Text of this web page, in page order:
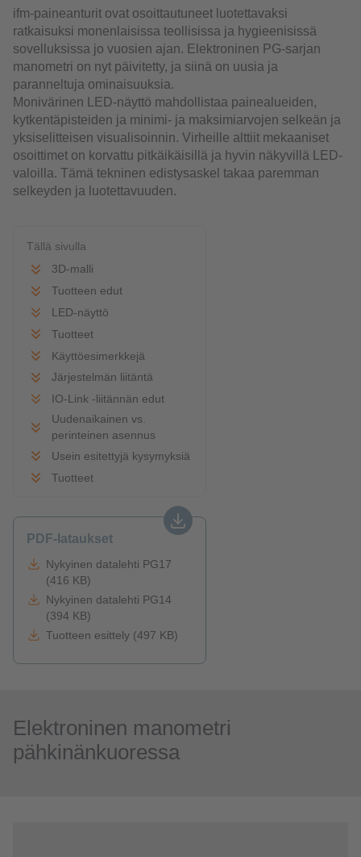
ifm-paineanturit ovat osoittautuneet luotettavaksi
ratkaisuksi monenlaisissa teollisissa ja hygieenisissä
sovelluksissa jo vuosien ajan. Elektroninen PG-sarjan
manometri on nyt päivitetty, ja siinä on uusia ja
paranneltuja ominaisuuksia.
Monivärinen LED-näyttö mahdollistaa painealueiden,
kytkentäpisteiden ja minimi- ja maksimiarvojen selkeän ja
yksiselitteisen visualisoinnin. Virheille alttiit mekaaniset
osoittimet on korvattu pitkäikäisillä ja hyvin näkyvillä LED-
valoilla. Tämä tekninen edistysaskel takaa paremman
selkeyden ja luotettavuuden.
Tällä sivulla
3D-malli
Tuotteen edut
LED-näyttö
Tuotteet
Käyttöesimerkkejä
Järjestelmän liitäntä
IO-Link -liitännän edut
Uudenaikainen vs.
perinteinen asennus
Usein esitettyjä kysymyksiä
Tuotteet
PDF-lataukset
Nykyinen datalehti PG17
(416 KB)
Nykyinen datalehti PG14
(394 KB)
Tuotteen esittely (497 KB)
Elektroninen manometri
pähkinänkuoressa